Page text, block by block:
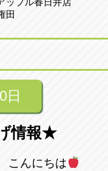
アップル
オートフ
052-400-
トラック
町長田35-1
砂賀東114
店
ップル春日井店
田
日
情報★
こんにちは